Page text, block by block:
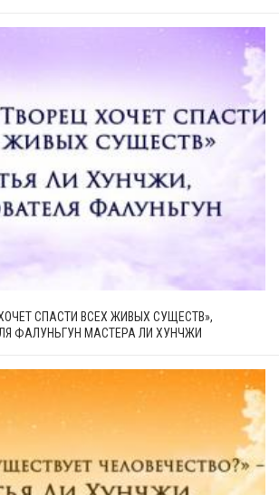
СПАСТИ ВСЕХ ЖИВЫХ СУЩЕСТВ»,
ФАЛУНЬГУН МАСТЕРА ЛИ ХУНЧЖИ